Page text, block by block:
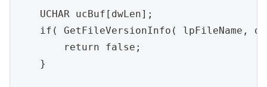
    UCHAR ucBuf[dwLen];
if( GetFileVersionInfo( lpFileName,
        return false;
    }